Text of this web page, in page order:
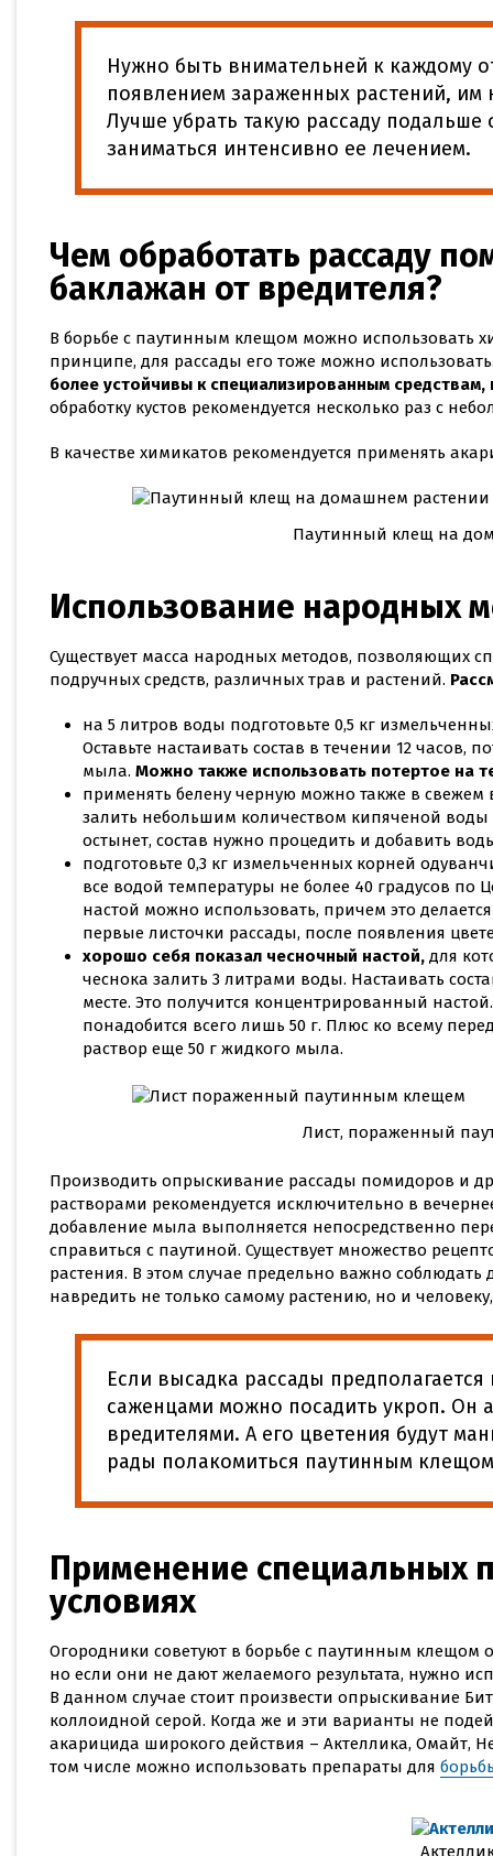
Нужно быть внимательней к каждому
появлением зараженных растений, им
Лучше убрать такую рассаду подальше
заниматься интенсивно ее лечением.
Чем обработать рассаду
баклажан от вредителя?
В борьбе с паутинным клещом можно использовать
принципе, для рассады его тоже можно
более устойчивы к специализированным
обработку кустов рекомендуется несколько раз с
В качестве химикатов рекомендуется применять
Паутинный клещ на
Использование народных
Существует масса народных методов, позволяющих
подручных средств, различных трав и растений.
на 5 литров воды подготовьте 0,5 кг
Оставьте настаивать состав в течении 12 часов,
мыла. Можно также использовать потертое на
применять белену черную можно также в свежем
залить небольшим количеством кипяченой воды
остынет, состав нужно процедить и добавить
подготовьте 0,3 кг измельченных корней
все водой температуры не более 40 градусов
настой можно использовать, причем это
первые листочки рассады, после появления
хорошо себя показал чесночный настой, для
чеснока залить 3 литрами воды. Настаивать
месте. Это получится концентрированный
понадобится всего лишь 50 г. Плюс ко всему
раствор еще 50 г жидкого мыла.
Лист, пораженный
Производить опрыскивание рассады помидоров и
растворами рекомендуется исключительно в
добавление мыла выполняется непосредственно
справиться с паутиной. Существует множество
растения. В этом случае предельно важно
навредить не только самому растению, но и
Если высадка рассады
саженцами можно посадить укроп. Он
вредителями. А его цветения будут
рады полакомиться паутинным
Применение специальных
условиях
Огородники советуют в борьбе с паутинным клещом
но если они не дают желаемого результата, нужно
В данном случае стоит произвести опрыскивание
коллоидной серой. Когда же и эти варианты не
акарицида широкого действия – Актеллика, Омайт,
том числе можно использовать препараты для